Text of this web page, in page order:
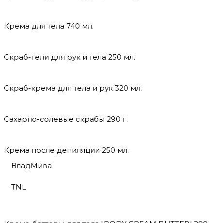
Крема для тела 740 мл.
Скраб-гели для рук и тела 250 мл.
Скраб-крема для тела и рук 320 мл.
Сахарно-солевые скрабы 290 г.
Крема после депиляции 250 мл.
ВладМива
TNL